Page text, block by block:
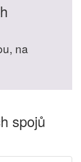
na
spojů